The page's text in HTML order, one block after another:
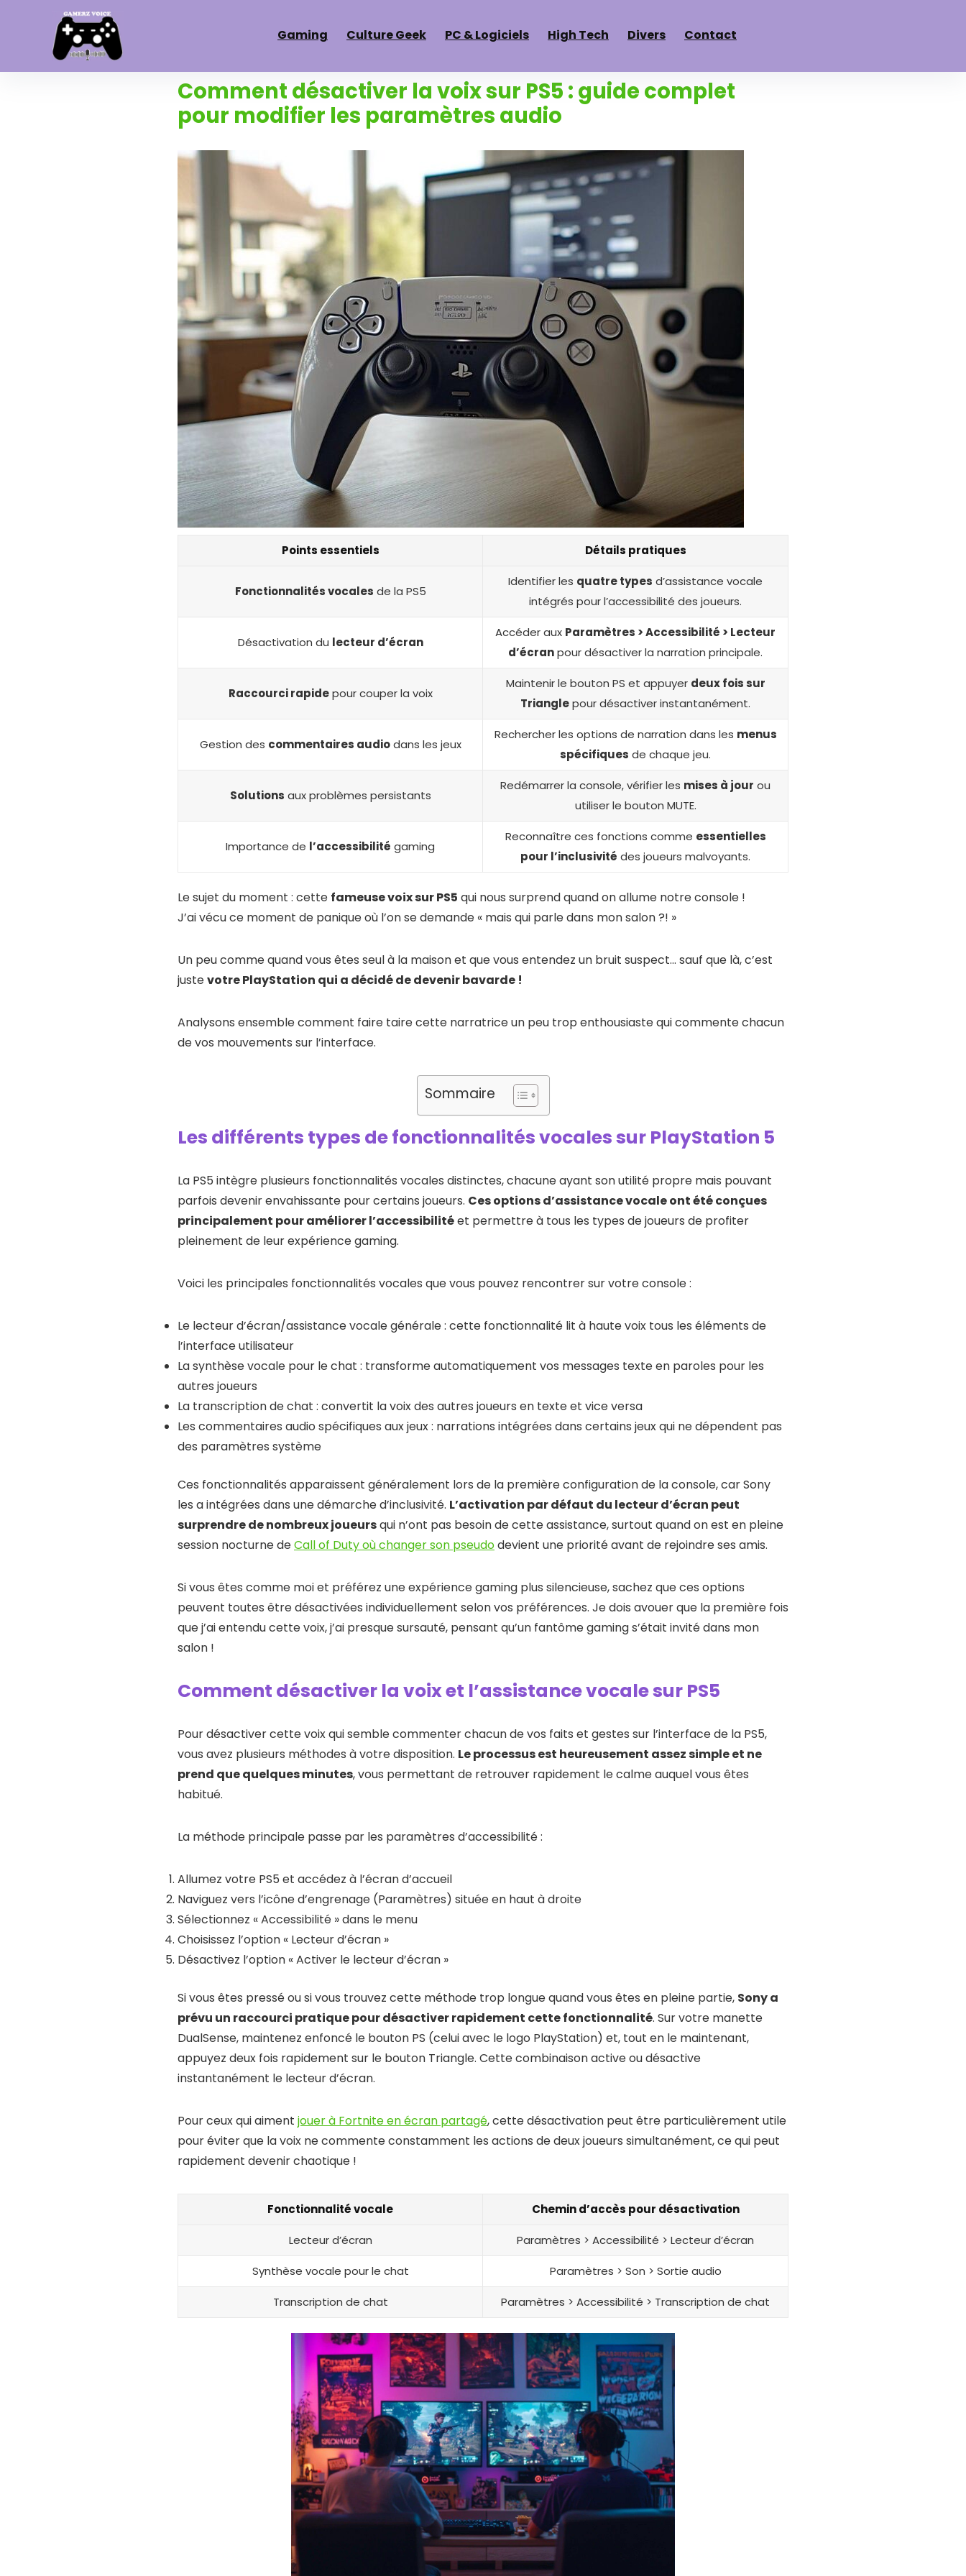
Gaming Culture Geek PC & Logiciels High Tech Divers Contact
Comment désactiver la voix sur PS5 : guide complet
pour modifier les paramètres audio
Points essentiels Détails pratiques
Fonctionnalités vocales de la PS5
Identifier les quatre types d’assistance vocale
intégrés pour l’accessibilité des joueurs.
Désactivation du lecteur d’écran
Accéder aux Paramètres > Accessibilité > Lecteur
d’écranpour désactiver la narration principale.
Raccourci rapidepour couper la voix
Maintenir le bouton PS et appuyer deux fois sur
Trianglepour désactiver instantanément.
Gestion des commentaires audiodans les jeux
Rechercher les options de narration dans les menus
spécifiques de chaque jeu.
Solutions aux problèmes persistants
Redémarrer la console, vérifier les mises à jour ou
utiliser le bouton MUTE.
Importance de l’accessibilité gaming
Reconnaître ces fonctions comme essentielles
pour l’inclusivité des joueurs malvoyants.
Le sujet du moment : cette fameuse voix sur PS5 qui nous surprend quand on allume notre console !
J’ai vécu ce moment de panique où l’on se demande « mais qui parle dans mon salon ?! »
Un peu comme quand vous êtes seul à la maison et que vous entendez un bruit suspect… sauf que là, c’est
justevotre PlayStation qui a décidé de devenir bavarde !
Analysons ensemble comment faire taire cette narratrice un peu trop enthousiaste qui commente chacun
de vos mouvements sur l’interface.
Sommaire
Les différents types de fonctionnalités vocales sur PlayStation 5
La PS5 intègre plusieurs fonctionnalités vocales distinctes, chacune ayant son utilité propre mais pouvant
parfois devenir envahissante pour certains joueurs. Ces options d’assistance vocale ont été conçues
principalement pour améliorer l’accessibilitéet permettre à tous les types de joueurs de profiter
pleinement de leur expérience gaming.
Voici les principales fonctionnalités vocales que vous pouvez rencontrer sur votre console :
Le lecteur d’écran/assistance vocale générale : cette fonctionnalité lit à haute voix tous les éléments de
l’interface utilisateur
La synthèse vocale pour le chat : transforme automatiquement vos messages texte en paroles pour les
autres joueurs
La transcription de chat : convertit la voix des autres joueurs en texte et vice versa
Les commentaires audio spécifiques aux jeux : narrations intégrées dans certains jeux qui ne dépendent pas
des paramètres système
Ces fonctionnalités apparaissent généralement lors de la première configuration de la console, car Sony
les a intégrées dans une démarche d’inclusivité. L’activation par défaut du lecteur d’écran peut
surprendre de nombreux joueursqui n’ont pas besoin de cette assistance, surtout quand on est en pleine
session nocturne deCall of Duty où changer son pseudodevient une priorité avant de rejoindre ses amis.
Si vous êtes comme moi et préférez une expérience gaming plus silencieuse, sachez que ces options
peuvent toutes être désactivées individuellement selon vos préférences. Je dois avouer que la première fois
que j’ai entendu cette voix, j’ai presque sursauté, pensant qu’un fantôme gaming s’était invité dans mon
salon !
Comment désactiver la voix et l’assistance vocale sur PS5
Pour désactiver cette voix qui semble commenter chacun de vos faits et gestes sur l’interface de la PS5,
vous avez plusieurs méthodes à votre disposition. Le processus est heureusement assez simple et ne
prend que quelques minutes, vous permettant de retrouver rapidement le calme auquel vous êtes
habitué.
La méthode principale passe par les paramètres d’accessibilité :
Allumez votre PS5 et accédez à l’écran d’accueil
Naviguez vers l’icône d’engrenage (Paramètres) située en haut à droite
Sélectionnez « Accessibilité » dans le menu
Choisissez l’option « Lecteur d’écran »
Désactivez l’option « Activer le lecteur d’écran »
Si vous êtes pressé ou si vous trouvez cette méthode trop longue quand vous êtes en pleine partie, Sony a
prévu un raccourci pratique pour désactiver rapidement cette fonctionnalité. Sur votre manette
DualSense, maintenez enfoncé le bouton PS (celui avec le logo PlayStation) et, tout en le maintenant,
appuyez deux fois rapidement sur le bouton Triangle. Cette combinaison active ou désactive
instantanément le lecteur d’écran.
Pour ceux qui aiment jouer à Fortnite en écran partagé, cette désactivation peut être particulièrement utile
pour éviter que la voix ne commente constamment les actions de deux joueurs simultanément, ce qui peut
rapidement devenir chaotique !
Fonctionnalité vocale Chemin d’accès pour désactivation
Lecteur d’écran Paramètres > Accessibilité > Lecteur d’écran
Synthèse vocale pour le chat Paramètres > Son > Sortie audio
Transcription de chat Paramètres > Accessibilité > Transcription de chat